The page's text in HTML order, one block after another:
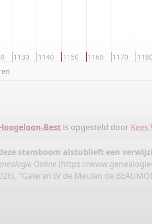
1130 1140 1150 1160 1170
Best is opgesteld door Kees
stamboom alstublieft een
Online (https://
"Galeran IV de Meulan de